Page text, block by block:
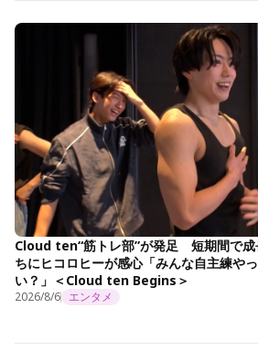
Cloud ten“筋トレ部”が発足 短期間で成
ちにヒコロヒーが感心「みんな自主練や
い？」＜Cloud ten Begins＞
2026/8/6 エンタメ